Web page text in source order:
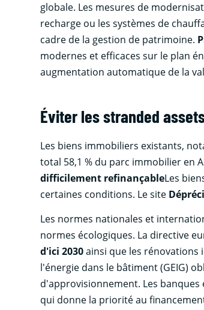
globale. Les mesures de
recharge ou les systèmes de
cadre de la gestion de patrimoine.
modernes et efficaces sur le plan
augmentation automatique de la
Éviter les stranded
Les biens immobiliers existants,
total 58,1 % du parc immobilier en
difficilement refinançableLes
certaines conditions. Le site
Les normes nationales et
normes écologiques. La directive
d'ici 2030ainsi que les rénovations
l'énergie dans le bâtiment (GEIG)
d'approvisionnement. Les
qui donne la priorité au